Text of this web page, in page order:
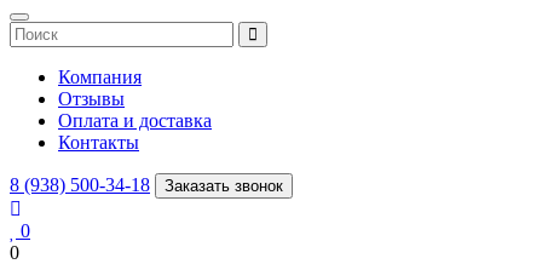
Компания
Отзывы
Оплата и доставка
Контакты
8 (938) 500-34-18 Заказать звонок
0
0